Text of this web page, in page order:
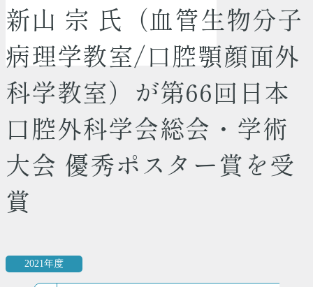
新山 宗 氏（血管生物分子
病理学教室/口腔顎顔面外
科学教室）が第66回日本
口腔外科学会総会・学術
大会 優秀ポスター賞を受
賞
2021年度